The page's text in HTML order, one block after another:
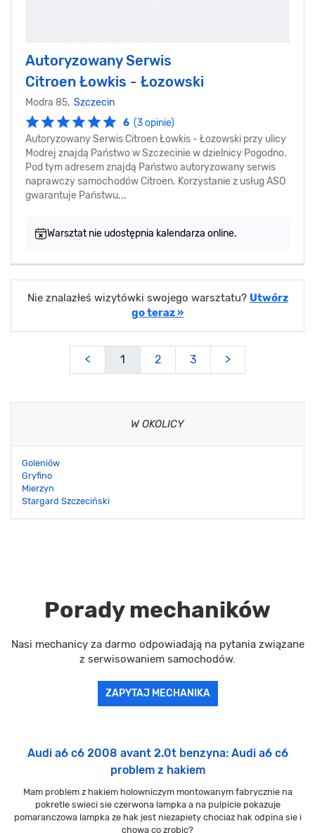
Autoryzowany Serwis
Citroen Łowkis - Łozowski
Modra 85, Szczecin
6 (3 opinie)
Autoryzowany Serwis Citroen Łowkis - Łozowski przy ulicy
Modrej znajdą Państwo w Szczecinie w dzielnicy Pogodno.
Pod tym adresem znajdą Państwo autoryzowany serwis
naprawczy samochodów Citroen. Korzystanie z usług ASO
gwarantuje Państwu...
Warsztat nie udostępnia kalendarza online.
Nie znalazłeś wizytówki swojego warsztatu? Utwórz
go teraz »
< 1 2 3 >
W OKOLICY
Goleniów
Gryfino
Mierzyn
Stargard Szczeciński
Porady mechaników
Nasi mechanicy za darmo odpowiadają na pytania związane
z serwisowaniem samochodów.
ZAPYTAJ MECHANIKA
Audi a6 c6 2008 avant 2.0t benzyna: Audi a6 c6
problem z hakiem
Mam problem z hakiem holowniczym montowanym fabrycznie na
pokretle swieci sie czerwona lampka a na pulpicie pokazuje
pomaranczowa lampka ze hak jest niezapiety chociaz hak odpina sie i
chowa co zrobic?